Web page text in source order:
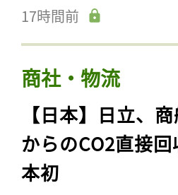
17時間前
商社・物流
【日本】日立、
からのCO2直接
本初